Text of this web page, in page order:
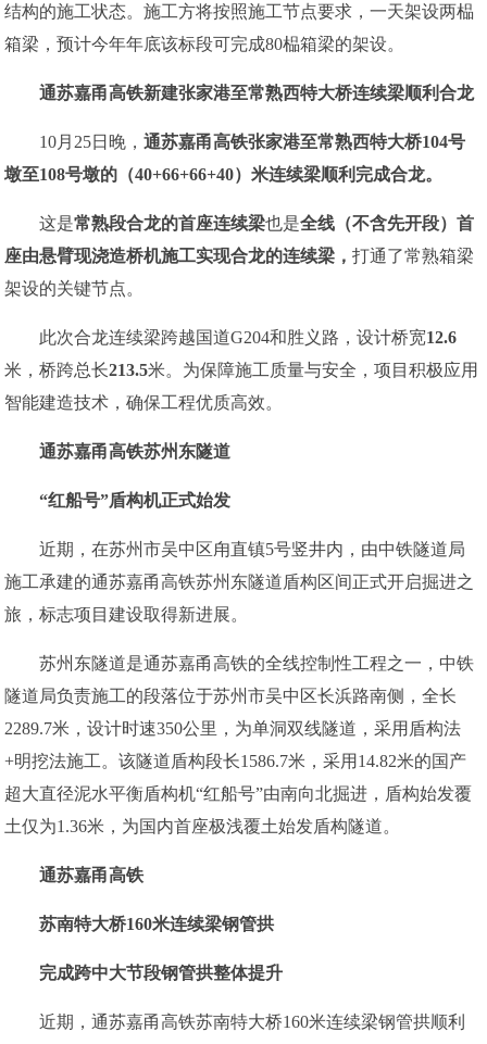
结构的施工状态。施工方将按照施工节点要求，一天架设两榀
箱梁，预计今年年底该标段可完成80榀箱梁的架设。
通苏嘉甬高铁新建张家港至常熟西特大桥连续梁顺利合龙
10月25日晚，通苏嘉甬高铁张家港至常熟西特大桥104号
墩至108号墩的 （40+66+66+40）米连续梁顺利完成合龙。
这是常熟段合龙的首座连续梁也是全线（不含先开段）首
座由悬臂现浇造桥机施工实现合龙的连续梁，打通了常熟箱梁
架设的关键节点。
此次合龙连续梁跨越国道G204和胜义路，设计桥宽12.6
米，桥跨总长213.5米。为保障施工质量与安全，项目积极应用
智能建造技术，确保工程优质高效。
通苏嘉甬高铁苏州东隧道
“红船号”盾构机正式始发
近期，在苏州市吴中区甪直镇5号竖井内，由中铁隧道局
施工承建的通苏嘉甬高铁苏州东隧道盾构区间正式开启掘进之
旅，标志项目建设取得新进展。
苏州东隧道是通苏嘉甬高铁的全线控制性工程之一，中铁
隧道局负责施工的段落位于苏州市吴中区长浜路南侧，全长
2289.7米，设计时速350公里，为单洞双线隧道，采用盾构法
+明挖法施工。该隧道盾构段长1586.7米，采用14.82米的国产
超大直径泥水平衡盾构机“红船号”由南向北掘进，盾构始发覆
土仅为1.36米，为国内首座极浅覆土始发盾构隧道。
通苏嘉甬高铁
苏南特大桥160米连续梁钢管拱
完成跨中大节段钢管拱整体提升
近期，通苏嘉甬高铁苏南特大桥160米连续梁钢管拱顺利